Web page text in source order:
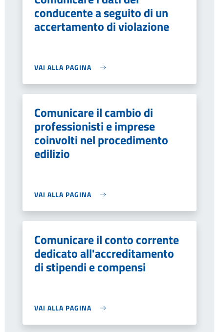
conducente a seguito di un
accertamento di violazione
VAI ALLA PAGINA
Comunicare il cambio di
professionisti e imprese
coinvolti nel procedimento
edilizio
VAI ALLA PAGINA
Comunicare il conto corrente
dedicato all'accreditamento
di stipendi e compensi
VAI ALLA PAGINA